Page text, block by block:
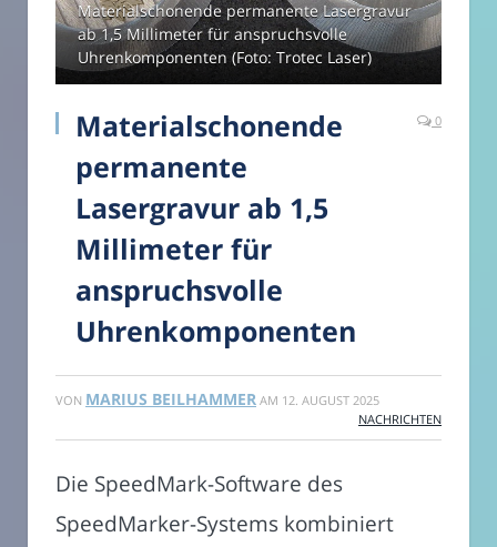
Materialschonende permanente Lasergravur
ab 1,5 Millimeter für anspruchsvolle
Uhrenkomponenten (Foto: Trotec Laser)
Materialschonende
permanente
Lasergravur ab 1,5
Millimeter für
anspruchsvolle
Uhrenkomponenten
0
VON MARIUS BEILHAMMER AM 12. AUGUST 2025
NACHRICHTEN
Die SpeedMark-Software des
SpeedMarker-Systems kombiniert